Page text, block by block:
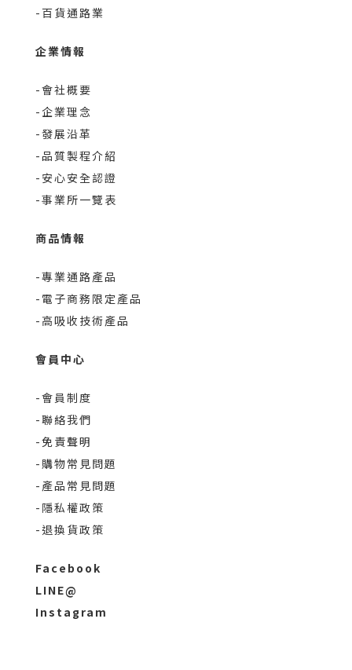
-百貨通路業
企業情報
-會社概要
-企業理念
-發展沿革
-品質製程介紹
-安心安全認證
-事業所一覽表
商品情報
-專業通路產品
-電子商務限定產品
-高吸收技術產品
會員中心
-會員制度
-聯絡我們
-免責聲明
-購物常見問題
-產品常見問題
-隱私權政策
-退換貨政策
Facebook
LINE@
Instagram